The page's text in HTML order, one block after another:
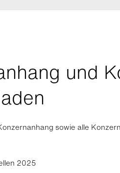
und
sowie alle
2025